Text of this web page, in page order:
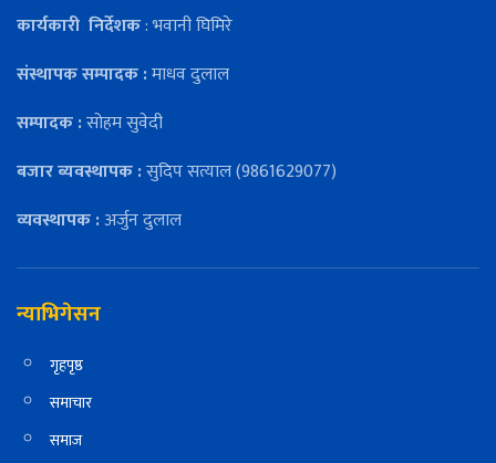
कार्यकारी निर्देशक: भवानी घिमिरे
संस्थापक सम्पादक :माधव दुलाल
सम्पादक :सोहम सुवेदी
बजार ब्यवस्थापक :सुदिप सत्याल (9861629077)
व्यवस्थापक :अर्जुन दुलाल
न्याभिगेसन
गृहपृष्ठ
समाचार
समाज